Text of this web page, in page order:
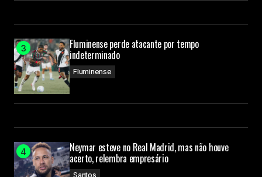
Fluminense perde atacante por tempo
indeterminado
Fluminense
Neymar esteve no Real Madrid, mas não houve
acerto, relembra empresário
Santos